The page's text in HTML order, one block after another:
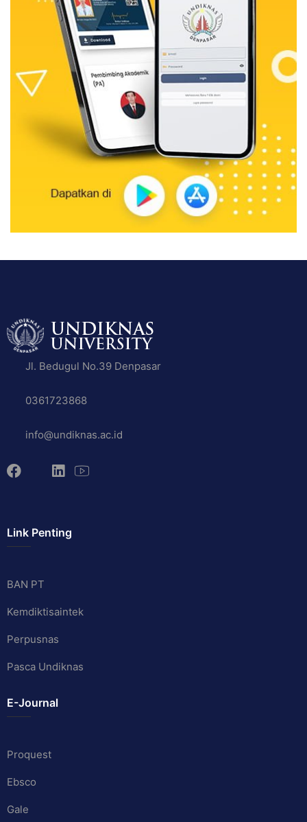
Jl. Bedugul No.39 Denpasar
0361723868
info@undiknas.ac.id
Link Penting
BAN PT
Kemdiktisaintek
Perpusnas
Pasca Undiknas
E-Journal
Proquest
Ebsco
Gale